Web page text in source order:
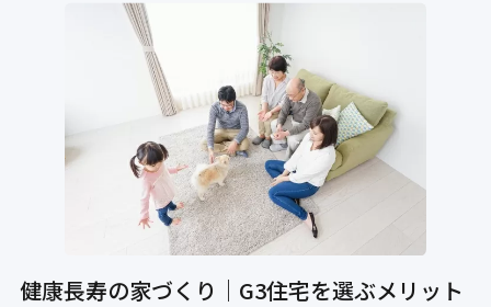
健康長寿の家づくり｜G3住宅を選ぶメリット